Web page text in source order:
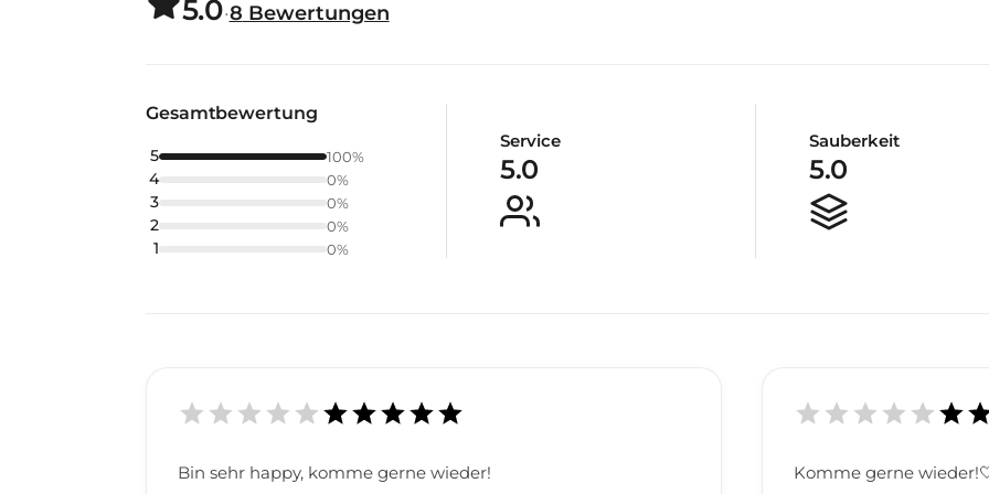
5.0·8 Bewertungen
Gesamtbewertung
5 100%
4 0%
3 0%
2 0%
1 0%
Service
5.0
Sauberkeit
5.0
Bin sehr happy, komme gerne wieder! Komme gerne